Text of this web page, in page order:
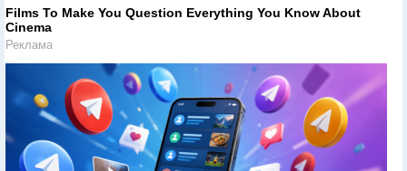
Films To Make You Question Everything You Know About
Cinema
Реклама